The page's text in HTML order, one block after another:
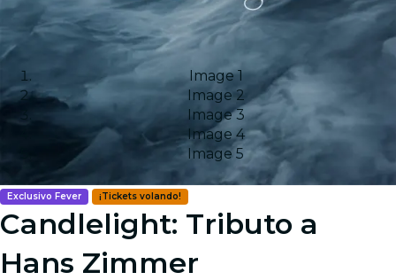
Image 1
Image 2
Image 3
Image 4
Image 5
Exclusivo Fever ¡Tickets volando!
Candlelight: Tributo a
Hans Zimmer